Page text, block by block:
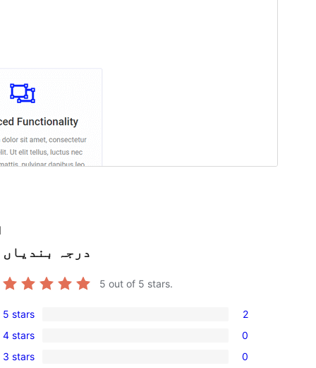
درجہ بندیاں
5 out of 5 stars.
2
5-
star
5 stars 2
0
4-
4 stars 0
0
3 stars 0